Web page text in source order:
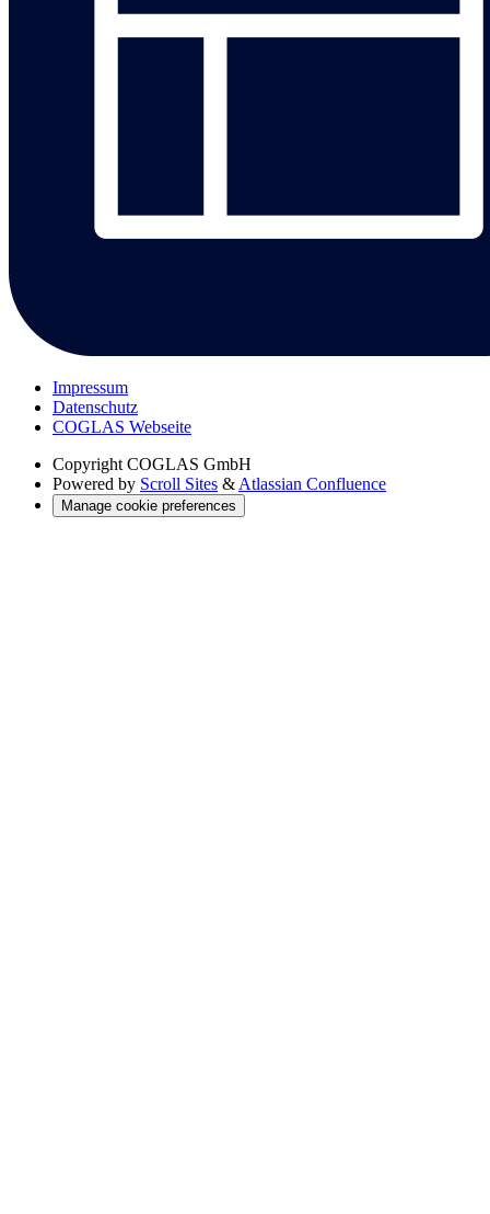
Impressum
Datenschutz
COGLAS Webseite
Copyright COGLAS GmbH
Powered by Scroll Sites & Atlassian Confluence
Manage cookie preferences